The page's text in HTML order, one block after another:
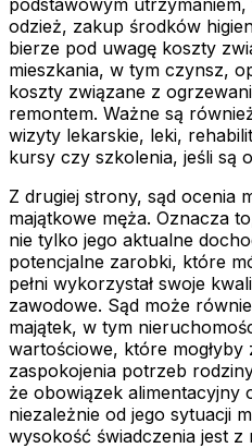
odzież, zakup środków
bierze pod uwagę koszty
mieszkania, w tym czynsz,
koszty związane z
remontem. Ważne są
wizyty lekarskie, leki,
kursy czy szkolenia, jeśli są
Z drugiej strony, sąd ocenia
majątkowe męża. Oznacza
nie tylko jego aktualne
potencjalne zarobki, które
pełni wykorzystał swoje
zawodowe. Sąd może
majątek, w tym
wartościowe, które
zaspokojenia potrzeb
że obowiązek alimentacyjny
niezależnie od jego sytuacji
wysokość świadczenia jest z